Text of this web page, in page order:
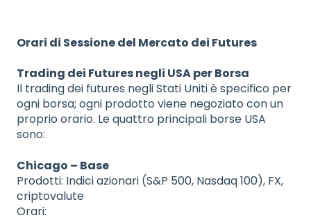
Orari di Sessione del Mercato dei Futures
Trading dei Futures negli USA per Borsa
Il trading dei futures negli Stati Uniti è specifico per
ogni borsa; ogni prodotto viene negoziato con un
proprio orario. Le quattro principali borse USA
sono:
Chicago – Base
Prodotti: Indici azionari (S&P 500, Nasdaq 100), FX,
criptovalute
Orari: